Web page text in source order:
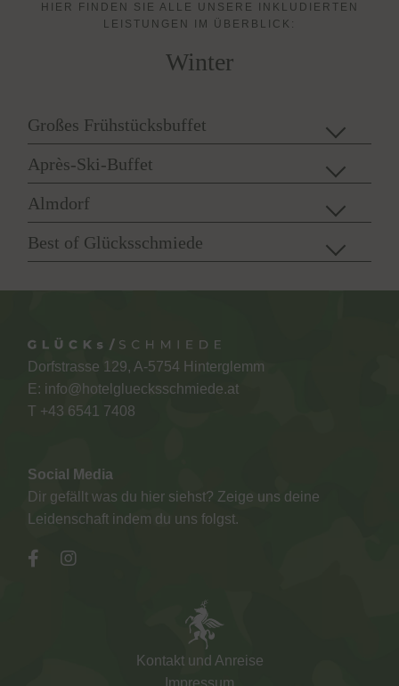
HIER FINDEN SIE ALLE UNSERE INKLUDIERTEN
LEISTUNGEN IM ÜBERBLICK:
Winter
Großes Frühstücksbuffet
Après-Ski-Buffet
Almdorf
Best of Glücksschmiede
Dorfstrasse 129, A-5754 Hinterglemm
E: info@hotelgluecksschmiede.at
T +43 6541 7408
Social Media
Dir gefällt was du hier siehst? Zeige uns deine
Leidenschaft indem du uns folgst.
Kontakt und Anreise
Impressum